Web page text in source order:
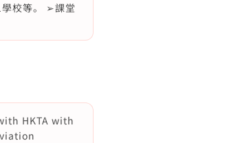
校等。 ➢課堂
HKTA with